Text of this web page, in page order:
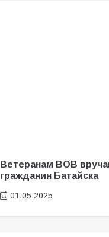
Ветеранам ВОВ
гражданин Батайска
01.05.2025